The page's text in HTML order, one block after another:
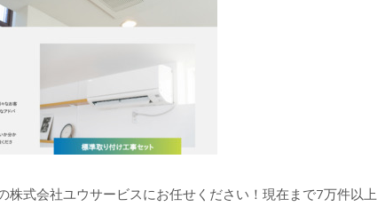
式会社ユウサービスにお任せください！現在まで7万件以上